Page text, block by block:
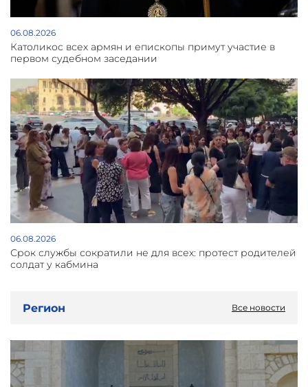
06.08.2026
Католикос всех армян и епископы примут участие в
первом судебном заседании
06.08.2026
Срок службы сократили не для всех: протест родителей
солдат у кабмина
Регион Все новости